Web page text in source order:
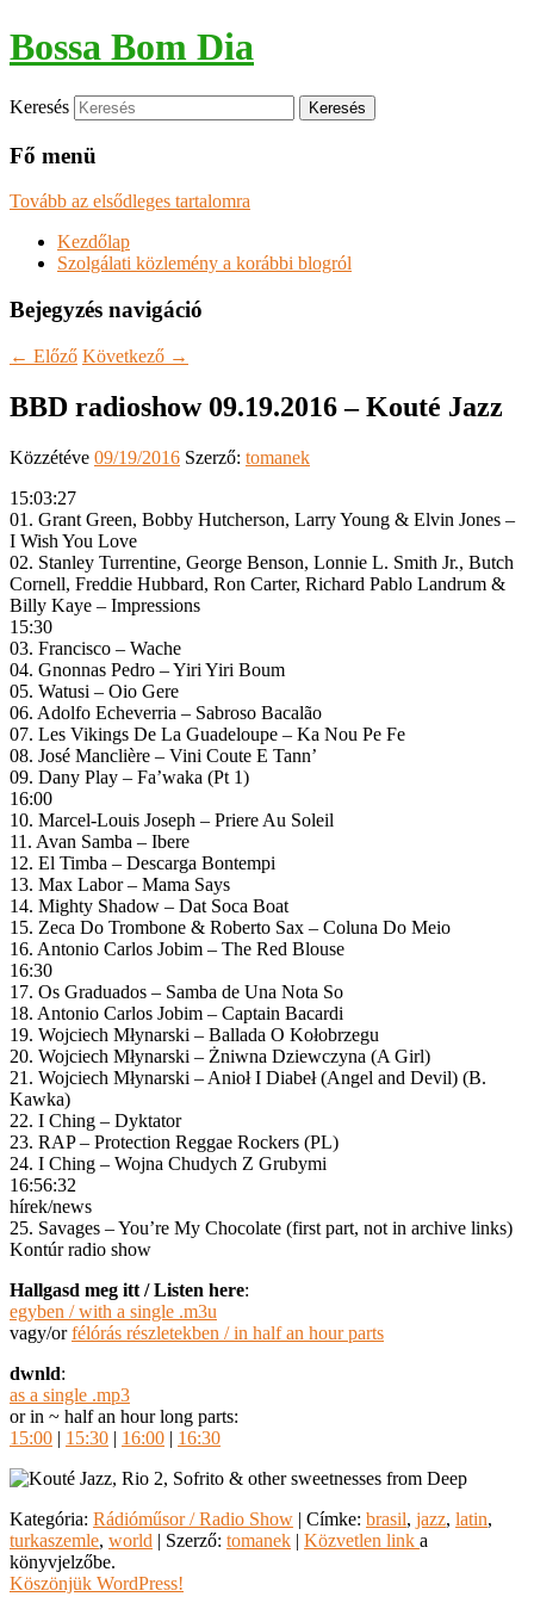
Bossa Bom Dia
Keresés
Fő menü
Tovább az elsődleges tartalomra
Kezdőlap
Szolgálati közlemény a korábbi blogról
Bejegyzés navigáció
← Előző Következő →
BBD radioshow 09.19.2016 – Kouté Jazz
Közzétéve 09/19/2016 Szerző: tomanek
15:03:27
01. Grant Green, Bobby Hutcherson, Larry Young & Elvin Jones –
I Wish You Love
02. Stanley Turrentine, George Benson, Lonnie L. Smith Jr., Butch
Cornell, Freddie Hubbard, Ron Carter, Richard Pablo Landrum &
Billy Kaye – Impressions
15:30
03. Francisco – Wache
04. Gnonnas Pedro – Yiri Yiri Boum
05. Watusi – Oio Gere
06. Adolfo Echeverria – Sabroso Bacalão
07. Les Vikings De La Guadeloupe – Ka Nou Pe Fe
08. José Manclière – Vini Coute E Tann’
09. Dany Play – Fa’waka (Pt 1)
16:00
10. Marcel-Louis Joseph – Priere Au Soleil
11. Avan Samba – Ibere
12. El Timba – Descarga Bontempi
13. Max Labor – Mama Says
14. Mighty Shadow – Dat Soca Boat
15. Zeca Do Trombone & Roberto Sax – Coluna Do Meio
16. Antonio Carlos Jobim – The Red Blouse
16:30
17. Os Graduados – Samba de Una Nota So
18. Antonio Carlos Jobim – Captain Bacardi
19. Wojciech Młynarski – Ballada O Kołobrzegu
20. Wojciech Młynarski – Żniwna Dziewczyna (A Girl)
21. Wojciech Młynarski – Anioł I Diabeł (Angel and Devil) (B.
Kawka)
22. I Ching – Dyktator
23. RAP – Protection Reggae Rockers (PL)
24. I Ching – Wojna Chudych Z Grubymi
16:56:32
hírek/news
25. Savages – You’re My Chocolate (first part, not in archive links)
Kontúr radio show
Hallgasd meg itt / Listen here:
egyben / with a single .m3u
vagy/orfélórás részletekben / in half an hour parts
dwnld:
as a single .mp3
or in ~ half an hour long parts:
15:00 | 15:30 | 16:00 | 16:30
Kategória: Rádióműsor / Radio Show | Címke: brasil, jazz, latin,
turkaszemle, world | Szerző: tomanek | Közvetlen link a
könyvjelzőbe.
Köszönjük WordPress!